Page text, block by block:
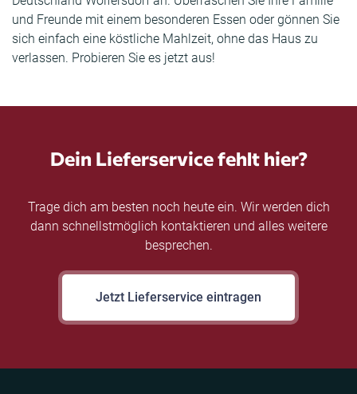
und Freunde mit einem besonderen Essen oder gönnen Sie
sich einfach eine köstliche Mahlzeit, ohne das Haus zu
verlassen. Probieren Sie es jetzt aus!
Dein Lieferservice fehlt hier?
Trage dich am besten noch heute ein. Wir werden dich
dann schnellstmöglich kontaktieren und alles weitere
besprechen.
Jetzt Lieferservice eintragen